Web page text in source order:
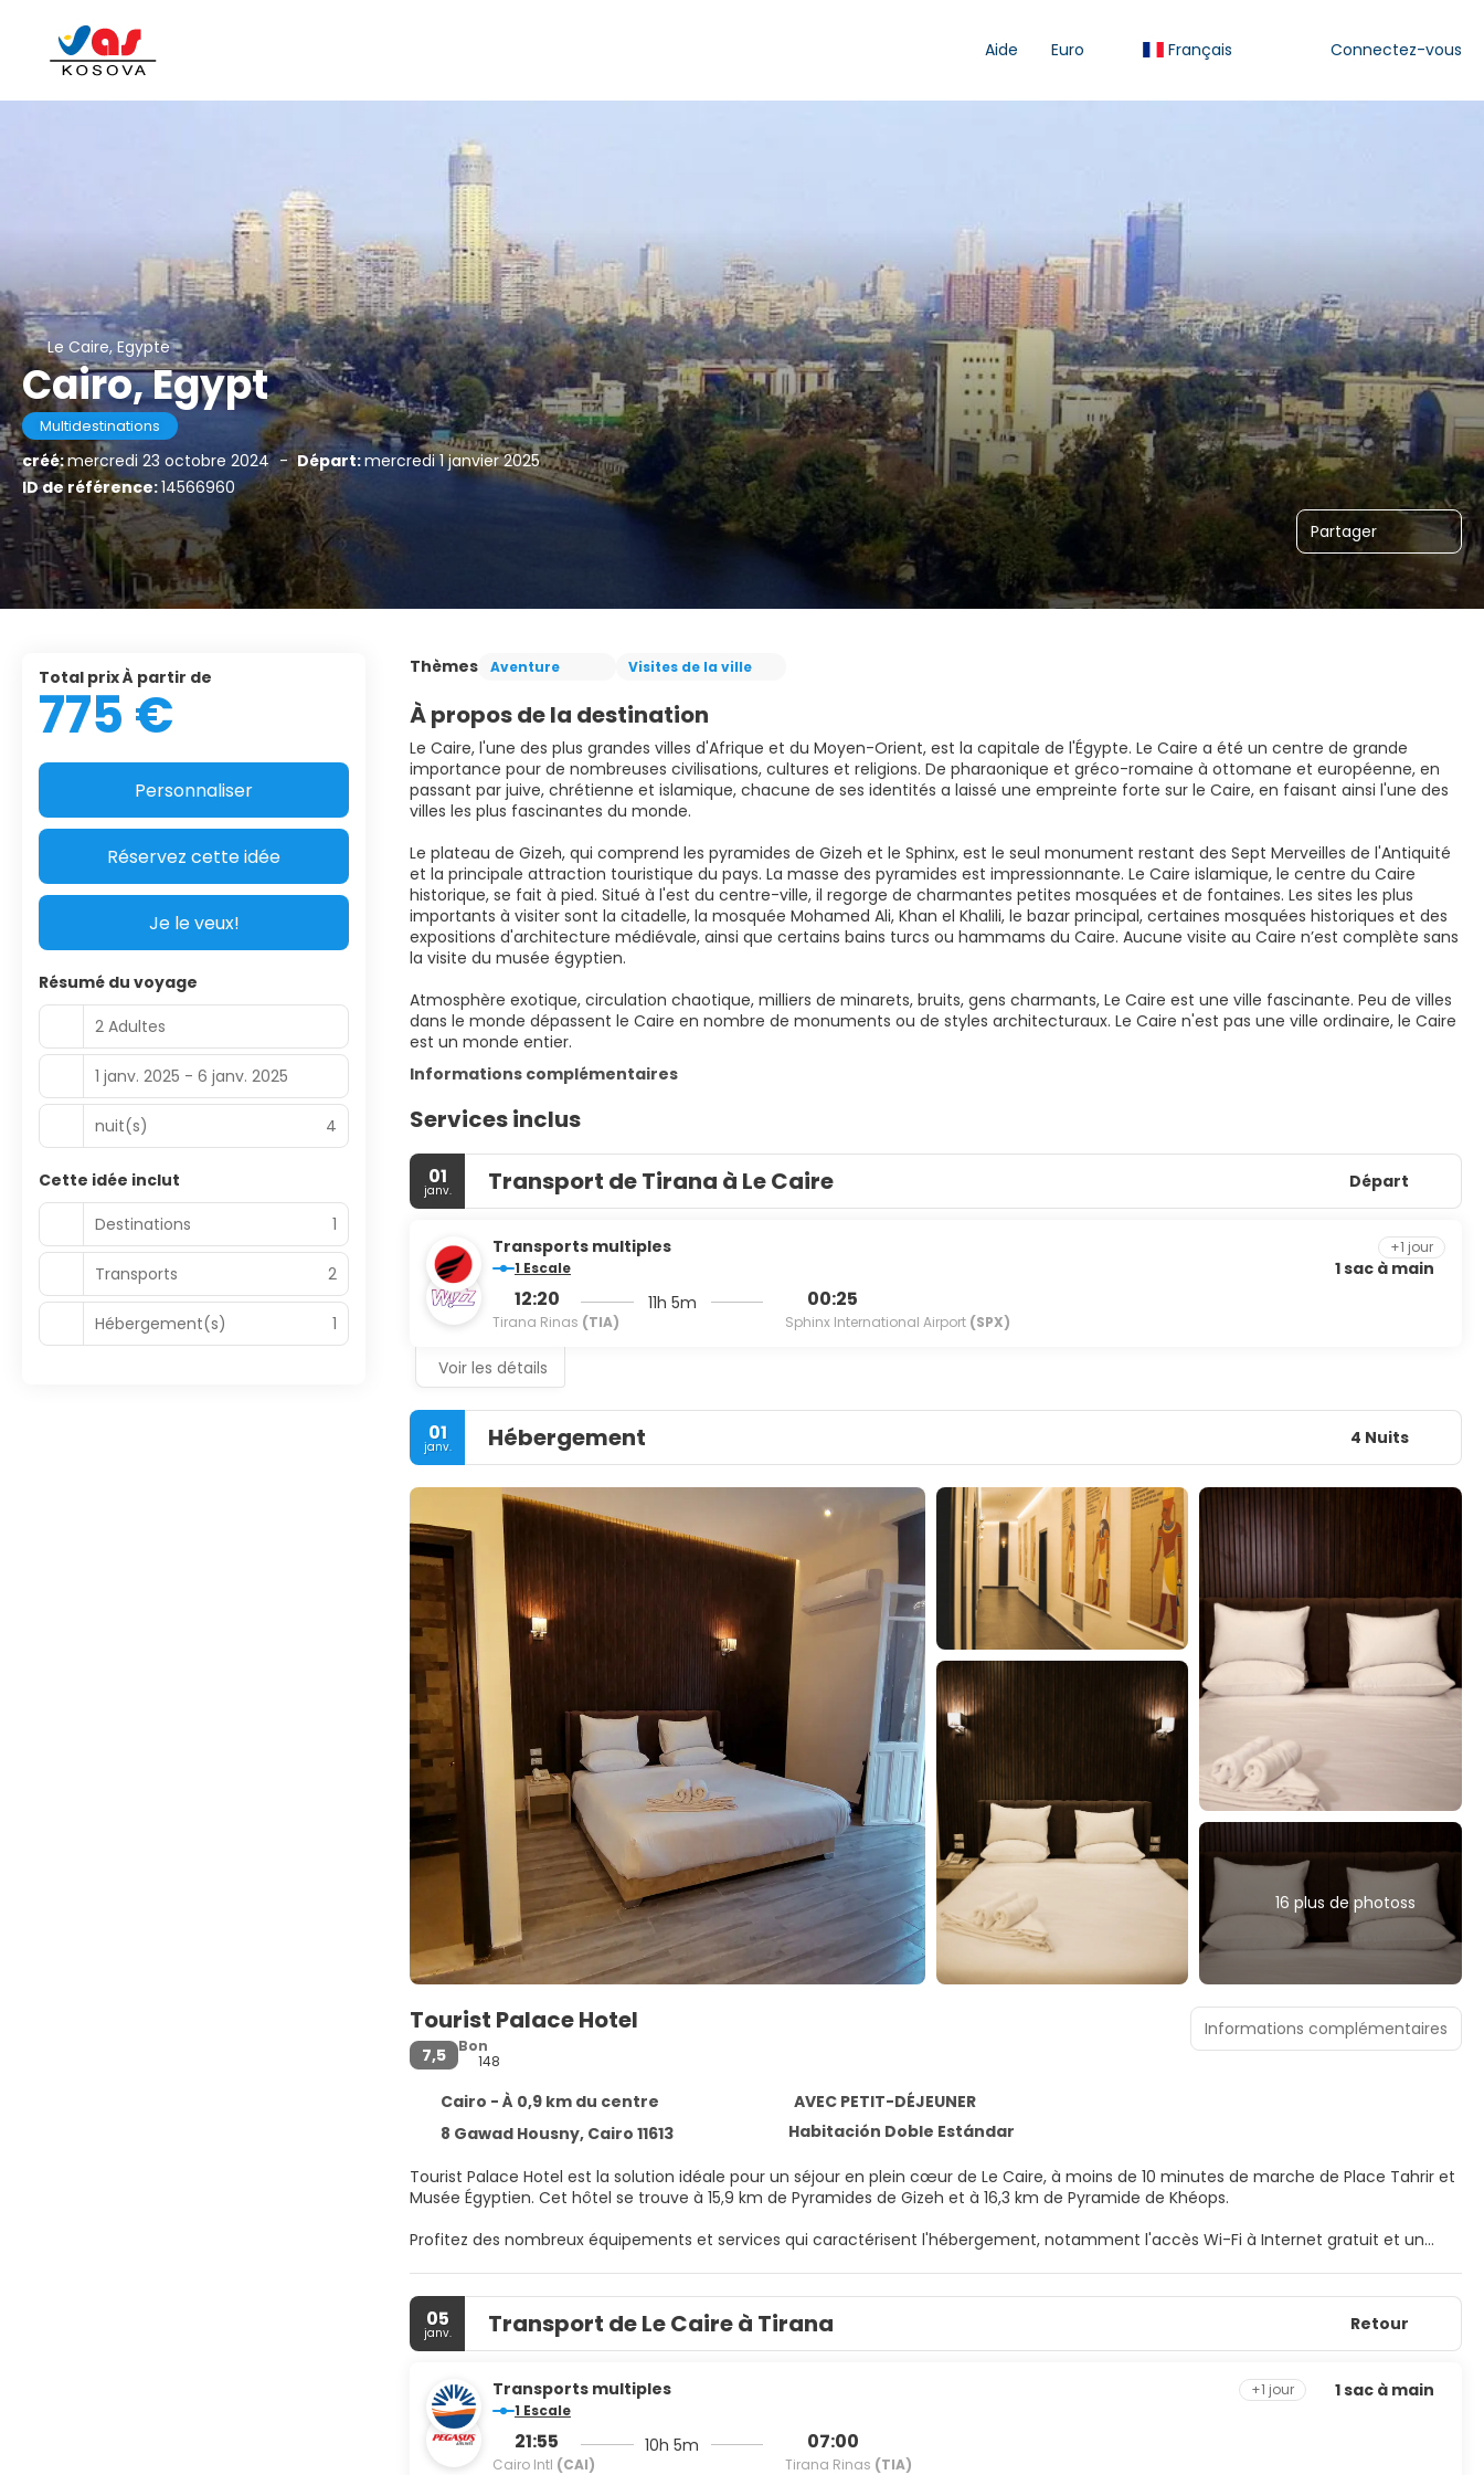
Aide Euro Français Connectez-vous
Le Caire, Egypte
Cairo, Egypt
Multidestinations
créé:mercredi 23 octobre 2024 - Départ:mercredi 1 janvier 2025
ID de référence:14566960
Partager
Thèmes Aventure Visites de la ville
À propos de la destination
Le Caire, l'une des plus grandes villes d'Afrique et du Moyen-Orient, est la capitale de l'Égypte. Le Caire a été un centre de grande
importance pour de nombreuses civilisations, cultures et religions. De pharaonique et gréco-romaine à ottomane et européenne, en
passant par juive, chrétienne et islamique, chacune de ses identités a laissé une empreinte forte sur le Caire, en faisant ainsi l'une des
villes les plus fascinantes du monde.
Le plateau de Gizeh, qui comprend les pyramides de Gizeh et le Sphinx, est le seul monument restant des Sept Merveilles de l'Antiquité
et la principale attraction touristique du pays. La masse des pyramides est impressionnante. Le Caire islamique, le centre du Caire
historique, se fait à pied. Situé à l'est du centre-ville, il regorge de charmantes petites mosquées et de fontaines. Les sites les plus
importants à visiter sont la citadelle, la mosquée Mohamed Ali, Khan el Khalili, le bazar principal, certaines mosquées historiques et des
expositions d'architecture médiévale, ainsi que certains bains turcs ou hammams du Caire. Aucune visite au Caire n’est complète sans
la visite du musée égyptien.
Atmosphère exotique, circulation chaotique, milliers de minarets, bruits, gens charmants, Le Caire est une ville fascinante. Peu de villes
dans le monde dépassent le Caire en nombre de monuments ou de styles architecturaux. Le Caire n'est pas une ville ordinaire, le Caire
est un monde entier.
Informations complémentaires
Services inclus
01
janv. Transport de Tirana à Le Caire Départ
Transports multiples
1 Escale
12:20
Tirana Rinas (TIA)
11h 5m 00:25
Sphinx International Airport (SPX)
+1 jour
1 sac à main
Voir les détails
01
janv. Hébergement 4 Nuits
16 plus de photoss
Tourist Palace Hotel
7,5
Bon
148
Cairo - À 0,9 km du centre
AVEC PETIT-DÉJEUNER
8 Gawad Housny, Cairo 11613
Habitación Doble Estándar
Tourist Palace Hotel est la solution idéale pour un séjour en plein cœur de Le Caire, à moins de 10 minutes de marche de Place Tahrir et
Musée Égyptien. Cet hôtel se trouve à 15,9 km de Pyramides de Gizeh et à 16,3 km de Pyramide de Khéops.
Profitez des nombreux équipements et services qui caractérisent l'hébergement, notamment l'accès Wi-Fi à Internet gratuit et un
Passez un séjour comme il se doit dans une des 16 chambres avec une décoration personnalisée de l'hébergement et profitez des
nombreux équipements à votre disposition, notamment une cheminée et une télévision LED. Votre chambre est équipée d'un lit en
mousse à mémoire de forme préparé avec des draps en coton égyptien. L'accès Wi-Fi à Internet gratuit vous permet de rester en
service d'entretien est assuré tous les jours.
Un petit déjeuner continental gratuit est servi tous les jours de 08 h 00 à 11 h 00.
Les équipements et services proposés incluent un service de nettoyage à sec / blanchisserie, une réception ouverte 24 h/24 et une
Informations complémentaires
05
janv. Transport de Le Caire à Tirana Retour
Transports multiples
1 Escale
21:55
Cairo Intl (CAI)
10h 5m 07:00
Tirana Rinas (TIA)
+1 jour 1 sac à main
Total prix À partir de
775 €
Personnaliser
Réservez cette idée
Je le veux!
Résumé du voyage
2 Adultes
1 janv. 2025 - 6 janv. 2025
nuit(s) 4
Cette idée inclut
Destinations
1
Transports 2
Hébergement(s) 1